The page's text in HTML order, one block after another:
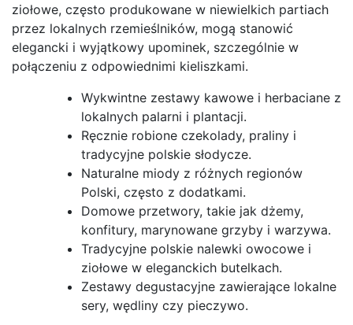
ziołowe, często produkowane w niewielkich partiach
przez lokalnych rzemieślników, mogą stanowić
elegancki i wyjątkowy upominek, szczególnie w
połączeniu z odpowiednimi kieliszkami.
Wykwintne zestawy kawowe i herbaciane z
lokalnych palarni i plantacji.
Ręcznie robione czekolady, praliny i
tradycyjne polskie słodycze.
Naturalne miody z różnych regionów
Polski, często z dodatkami.
Domowe przetwory, takie jak dżemy,
konfitury, marynowane grzyby i warzywa.
Tradycyjne polskie nalewki owocowe i
ziołowe w eleganckich butelkach.
Zestawy degustacyjne zawierające lokalne
sery, wędliny czy pieczywo.